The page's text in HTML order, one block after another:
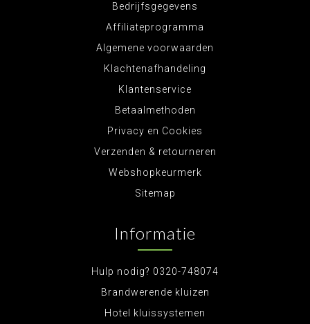
Bedrijfsgegevens
Affiliateprogramma
Algemene voorwaarden
Klachtenafhandeling
Klantenservice
Betaalmethoden
Privacy en Cookies
Verzenden & retourneren
Webshopkeurmerk
Sitemap
Informatie
Hulp nodig? 0320-748074
Brandwerende kluizen
Hotel kluissystemen